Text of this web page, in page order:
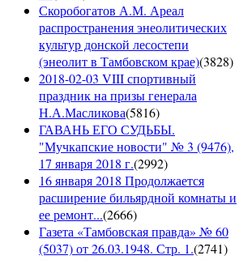
Скоробогатов А.М. Ареал
распространения энеолитических
культур донской лесостепи
(энеолит в Тамбовском крае)(3828)
2018-02-03 VIII спортивный
праздник на призы генерала
Н.А.Масликова(5816)
ГАВАНЬ ЕГО СУДЬБЫ.
"Мучкапские новости" № 3 (9476),
17 января 2018 г.(2992)
16 января 2018 Продолжается
расширение бильярдной комнаты и
ее ремонт...(2666)
Газета «Тамбовская правда» № 60
(5037) от 26.03.1948. Стр. 1.(2741)